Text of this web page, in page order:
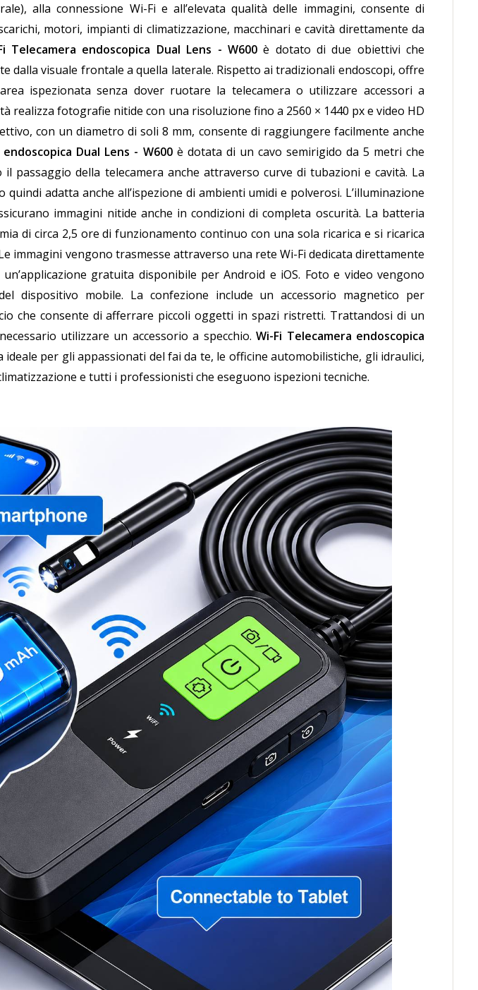
alla connessione Wi-Fi e all’elevata qualità delle immagini, consente di
motori, impianti di climatizzazione, macchinari e cavità direttamente da
Telecamera endoscopica Dual Lens - W600è dotato di due obiettivi che
dalla visuale frontale a quella laterale. Rispetto ai tradizionali endoscopi, offre
ispezionata senza dover ruotare la telecamera o utilizzare accessori a
realizza fotografie nitide con una risoluzione fino a 2560 × 1440 px e video HD
con un diametro di soli 8 mm, consente di raggiungere facilmente anche
Dual Lens - W600è dotata di un cavo semirigido da 5 metri che
passaggio della telecamera anche attraverso curve di tubazioni e cavità. La
adatta anche all’ispezione di ambienti umidi e polverosi. L’illuminazione
immagini nitide anche in condizioni di completa oscurità. La batteria
di circa 2,5 ore di funzionamento continuo con una sola ricarica e si ricarica
immagini vengono trasmesse attraverso una rete Wi-Fi dedicata direttamente
gratuita disponibile per Android e iOS. Foto e video vengono
dispositivo mobile. La confezione include un accessorio magnetico per
che consente di afferrare piccoli oggetti in spazi ristretti. Trattandosi di un
utilizzare un accessorio a specchio.Wi-Fi Telecamera endoscopica
ideale per gli appassionati del fai da te, le officine automobilistiche, gli idraulici,
e tutti i professionisti che eseguono ispezioni tecniche.